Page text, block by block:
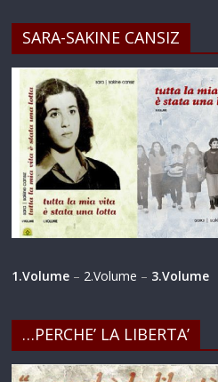
SARA-SAKINE CANSIZ
1.Volume – 2.Volume – 3.Volume
…PERCHE’ LA LIBERTA’